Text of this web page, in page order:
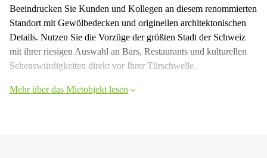
Beeindrucken Sie Kunden und Kollegen an diesem renommierten
Standort mit Gewölbedecken und originellen architektonischen
Details. Nutzen Sie die Vorzüge der größten Stadt der Schweiz
mit ihrer riesigen Auswahl an Bars, Restaurants und kulturellen
Sehenswürdigkeiten direkt vor Ihrer Türschwelle.
Mehr über das Mietobjekt lesen